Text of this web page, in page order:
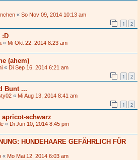
« So Nov 09, 2014 10:13 am
1 2
:D
« Mi Okt 22, 2014 8:23 am
(ahem)
« Di Sep 16, 2014 6:21 am
1 2
Bunt ...
« Mi Aug 13, 2014 8:41 am
1 2
apricot-schwarz
« Di Jun 10, 2014 8:45 pm
HUNDEHAARE GEFÄHRLICH FÜR
« Mo Mai 12, 2014 6:03 am